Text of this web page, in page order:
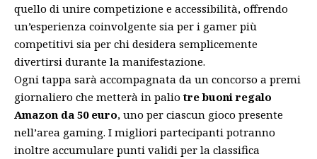
quello di unire competizione e accessibilità, offrendo
un’esperienza coinvolgente sia per i gamer più
competitivi sia per chi desidera semplicemente
divertirsi durante la manifestazione.
Ogni tappa sarà accompagnata da un concorso a premi
giornaliero che metterà in paliotre buoni regalo
Amazon da 50 euro, uno per ciascun gioco presente
nell’area gaming. I migliori partecipanti potranno
inoltre accumulare punti validi per la classifica